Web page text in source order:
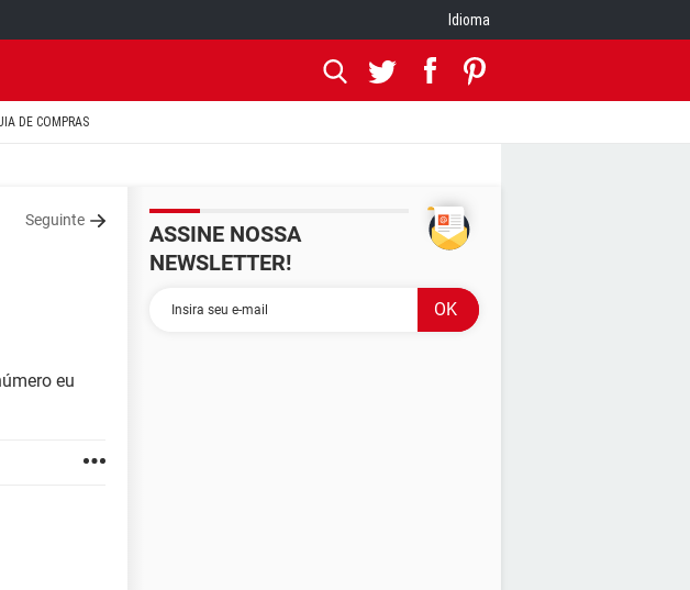
Idioma
DE COMPRAS
Seguinte
eu
ASSINE NOSSA
NEWSLETTER!